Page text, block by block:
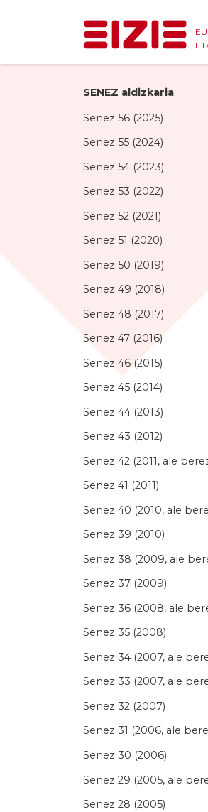
SENEZ aldizkaria
Senez 56 (2025)
Senez 55 (2024)
Senez 54 (2023)
Senez 53 (2022)
Senez 52 (2021)
Senez 51 (2020)
Senez 50 (2019)
Senez 49 (2018)
Senez 48 (2017)
Senez 47 (2016)
Senez 46 (2015)
Senez 45 (2014)
Senez 44 (2013)
Senez 43 (2012)
Senez 42 (2011, ale
Senez 41 (2011)
Senez 40 (2010, ale
Senez 39 (2010)
Senez 38 (2009, ale
Senez 37 (2009)
Senez 36 (2008, ale
Senez 35 (2008)
Senez 34 (2007, ale
Senez 33 (2007, ale
Senez 32 (2007)
Senez 31 (2006, ale
Senez 30 (2006)
Senez 29 (2005, ale
Senez 28 (2005)